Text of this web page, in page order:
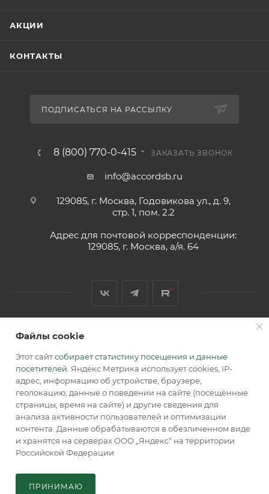
АКЦИИ
КОНТАКТЫ
ПОДПИСАТЬСЯ НА РАССЫЛКУ
8 (800) 770-0-415 ЗАКАЗАТЬ ЗВОНОК
info@accordsb.ru
129085, г. Москва, Годовикова ул., д. 9,
стр. 1, пом. 2.2
Адрес для почтовой корреспонденции:
129085, г. Москва, а/я. 64
2026 © Обращаем Ваше внимание на то, что вся
информация, размещенная на сайте, носит
информационный характер и не является публичной
офертой, определяемой положениями Статьи 437 (2) ГК РФ.
Файлы cookie
Этот сайтсобирает статистику посещения и данные
посетителей . Яндекс Метрика использует cookies, IP-
адрес, информацию об устройстве, браузере,
геолокацию, данные о поведении на сайте (посещённые
страницы, время на сайте) и другие сведения для
анализа активности пользователей и оптимизации
контента. Данные обрабатываются в обезличенном виде
и хранятся на серверах ООО „Яндекс“ на территории
Российской Федерации
ПРИНИМАЮ